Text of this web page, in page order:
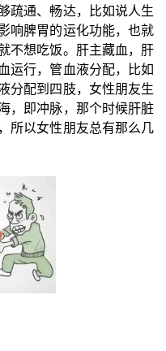
疏通、畅达，比如说人生
响脾胃的运化功能，也就
不想吃饭。肝主藏血，肝
运行，管血液分配，比如
分配到四肢，女性朋友生
，即冲脉，那个时候肝脏
所以女性朋友总有那么几